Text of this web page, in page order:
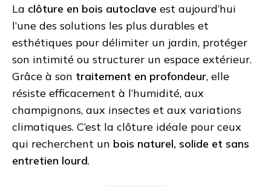
La clôture en bois autoclave est aujourd’hui
l’une des solutions les plus durables et
esthétiques pour délimiter un jardin, protéger
son intimité ou structurer un espace extérieur.
Grâce à son traitement en profondeur, elle
résiste efficacement à l’humidité, aux
champignons, aux insectes et aux variations
climatiques. C’est la clôture idéale pour ceux
qui recherchent un bois naturel, solide et sans
entretien lourd.